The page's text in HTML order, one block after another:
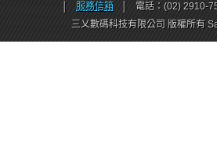
服務信箱 電話：(02) 2910-
三乂數碼科技有限公司 版權所有